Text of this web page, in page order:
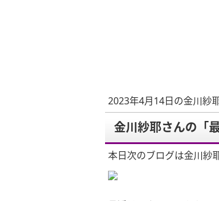
2023年4月14日の金川紗
金川紗耶さんの「
本日次のブログは金川紗